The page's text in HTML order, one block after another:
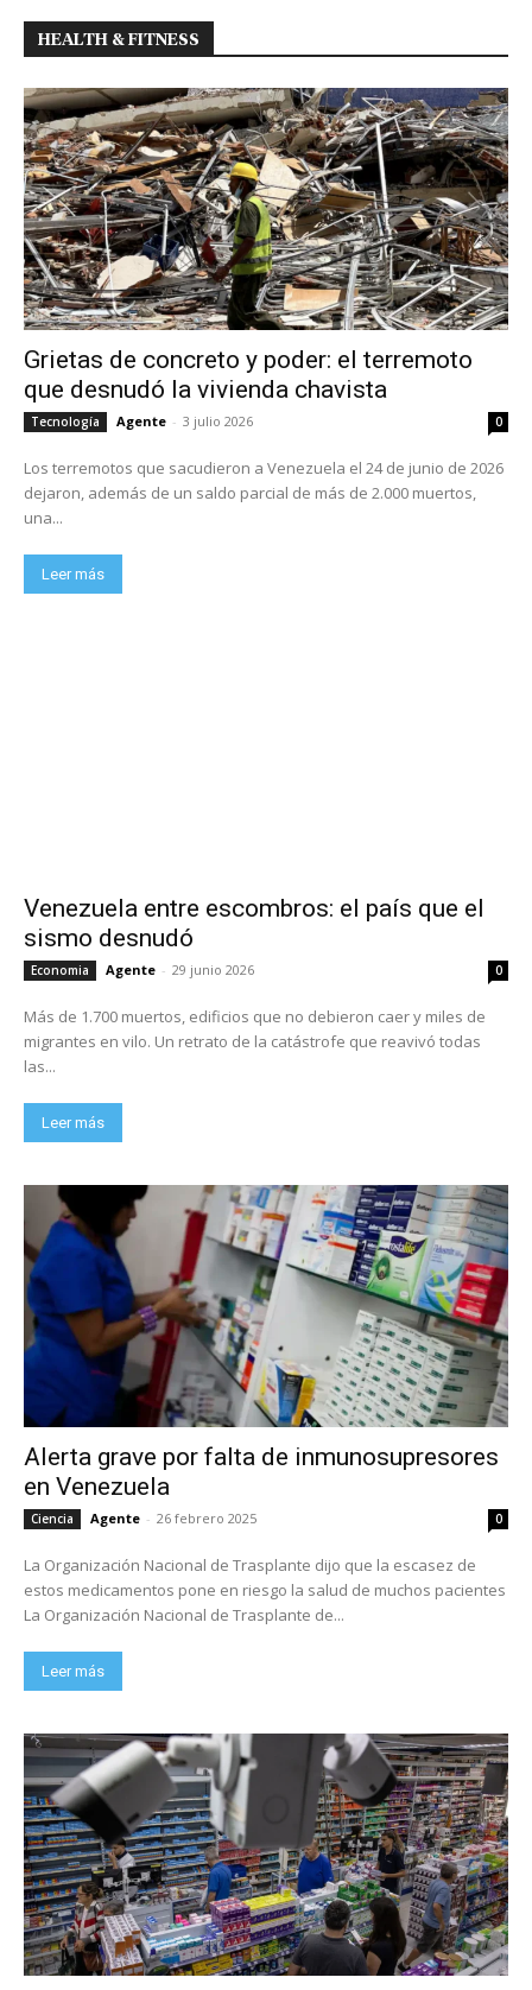
HEALTH & FITNESS
Grietas de concreto y poder: el terremoto
que desnudó la vivienda chavista
Tecnología Agente - 3 julio 2026 0
Los terremotos que sacudieron a Venezuela el 24 de junio de 2026
dejaron, además de un saldo parcial de más de 2.000 muertos,
una...
Leer más
Venezuela entre escombros: el país que el
sismo desnudó
Economia Agente - 29 junio 2026 0
Más de 1.700 muertos, edificios que no debieron caer y miles de
migrantes en vilo. Un retrato de la catástrofe que reavivó todas
las...
Leer más
Alerta grave por falta de inmunosupresores
en Venezuela
Ciencia Agente - 26 febrero 2025 0
La Organización Nacional de Trasplante dijo que la escasez de
estos medicamentos pone en riesgo la salud de muchos pacientes
La Organización Nacional de Trasplante de...
Leer más